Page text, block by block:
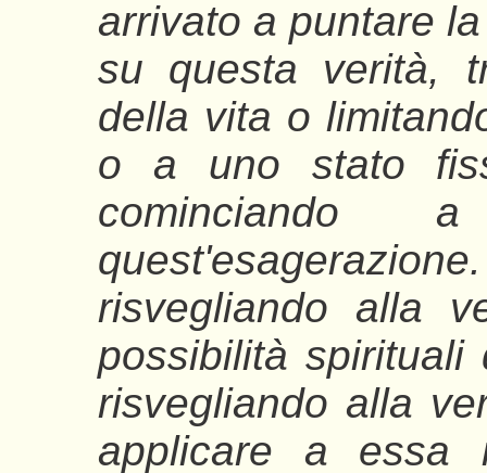
arrivato a puntare
su questa verità,
della vita o
o a uno stato
risvegliando alla
possibilità
risvegliando alla
applicare a